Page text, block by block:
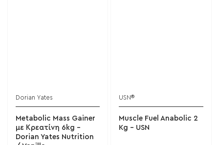
Dorian Yates
Metabolic Mass Gainer
με Κρεατίνη 6kg -
Dorian Yates Nutrition
USN®
Muscle Fuel Anabolic 2
Kg - USN